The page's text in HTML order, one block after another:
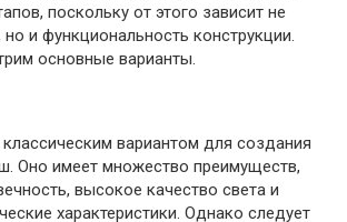
поскольку от этого зависит не
но и функциональность конструкции.
основные варианты.
классическим вариантом для создания
Оно имеет множество преимуществ,
высокое качество света и
характеристики. Однако следует